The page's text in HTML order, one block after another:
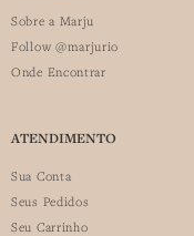
Sobre a Marju
Follow @marjurio
Onde Encontrar
ATENDIMENTO
Sua Conta
Seus Pedidos
Seu Carrinho